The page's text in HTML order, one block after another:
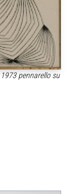
pennarello su